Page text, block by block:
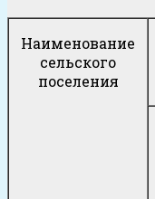
Наименование
сельского
поселения